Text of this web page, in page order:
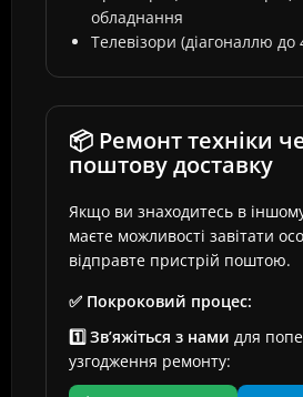
обладнання
Телевізори (діагоналлю
📦 Ремонт техніки
поштову доставку
Якщо ви знаходитесь в
маєте можливості завітати
відправте пристрій поштою.
✅ Покроковий процес:
1️⃣ Зв’яжіться з нами для
узгодження ремонту: